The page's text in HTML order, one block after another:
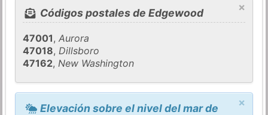
×
Códigos postales de Edgewood
47001,Aurora
47018,Dillsboro
47162,New Washington
×
Elevación sobre el nivel del mar de